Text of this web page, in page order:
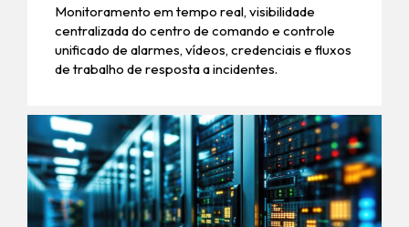
Monitoramento em tempo real, visibilidade
centralizada do centro de comando e controle
unificado de alarmes, vídeos, credenciais e fluxos
de trabalho de resposta a incidentes.